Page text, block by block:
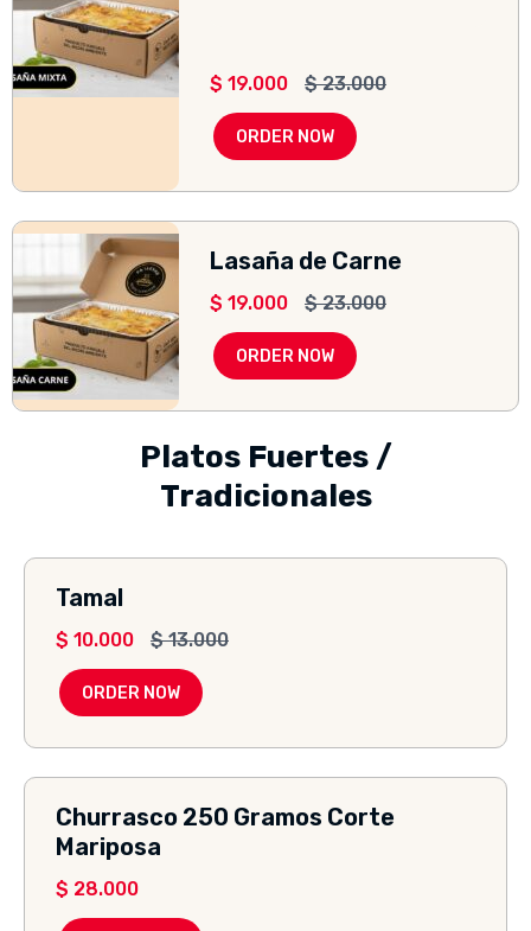
$ 19.000 $23.000
ORDER NOW
Lasaña de Carne
$ 19.000 $23.000
ORDER NOW
Platos Fuertes /
Tradicionales
Tamal
$ 10.000 $13.000
ORDER NOW
Churrasco 250 Gramos Corte
Mariposa
$ 28.000